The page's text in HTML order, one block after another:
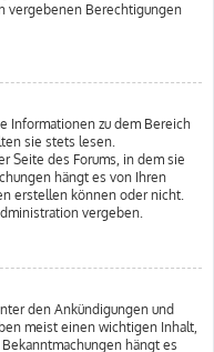
vergebenen Berechtigungen
Informationen zu dem Bereich
sie stets lesen.
Seite des Forums, in dem sie
hängt es von Ihren
erstellen können oder nicht.
vergeben.
den Ankündigungen und
meist einen wichtigen Inhalt,
hängt es